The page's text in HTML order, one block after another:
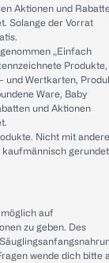
Aktionen und
Solange der Vorrat
„Einfach
Produkte,
und Wertkarten,
Ware, Baby
und Aktionen
Nicht mit
kaufmännisch
auf
zu geben. Des
wende dich bitte